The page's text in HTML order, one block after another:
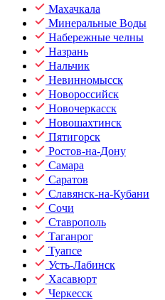
Махачкала
Минеральные Воды
Набережные челны
Назрань
Нальчик
Невинномысск
Новороссийск
Новочеркасск
Новошахтинск
Пятигорск
Ростов-на-Дону
Самара
Саратов
Славянск-на-Кубани
Сочи
Ставрополь
Таганрог
Туапсе
Усть-Лабинск
Хасавюрт
Черкесск